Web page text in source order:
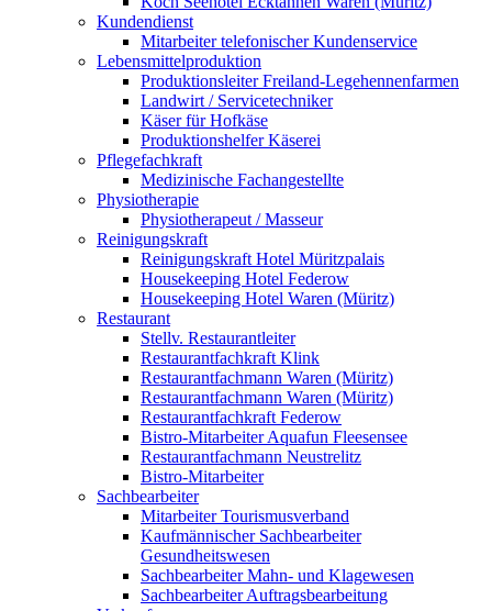
Kundendienst
Mitarbeiter telefonischer Kundenservice
Lebensmittelproduktion
Produktionsleiter Freiland-Legehennenfarmen
Landwirt / Servicetechniker
Käser für Hofkäse
Produktionshelfer Käserei
Pflegefachkraft
Medizinische Fachangestellte
Physiotherapie
Physiotherapeut / Masseur
Reinigungskraft
Reinigungskraft Hotel Müritzpalais
Housekeeping Hotel Federow
Housekeeping Hotel Waren (Müritz)
Restaurant
Stellv. Restaurantleiter
Restaurantfachkraft Klink
Restaurantfachmann Waren (Müritz)
Restaurantfachmann Waren (Müritz)
Restaurantfachkraft Federow
Bistro-Mitarbeiter Aquafun Fleesensee
Restaurantfachmann Neustrelitz
Bistro-Mitarbeiter
Sachbearbeiter
Mitarbeiter Tourismusverband
Kaufmännischer Sachbearbeiter
Gesundheitswesen
Sachbearbeiter Mahn- und Klagewesen
Sachbearbeiter Auftragsbearbeitung